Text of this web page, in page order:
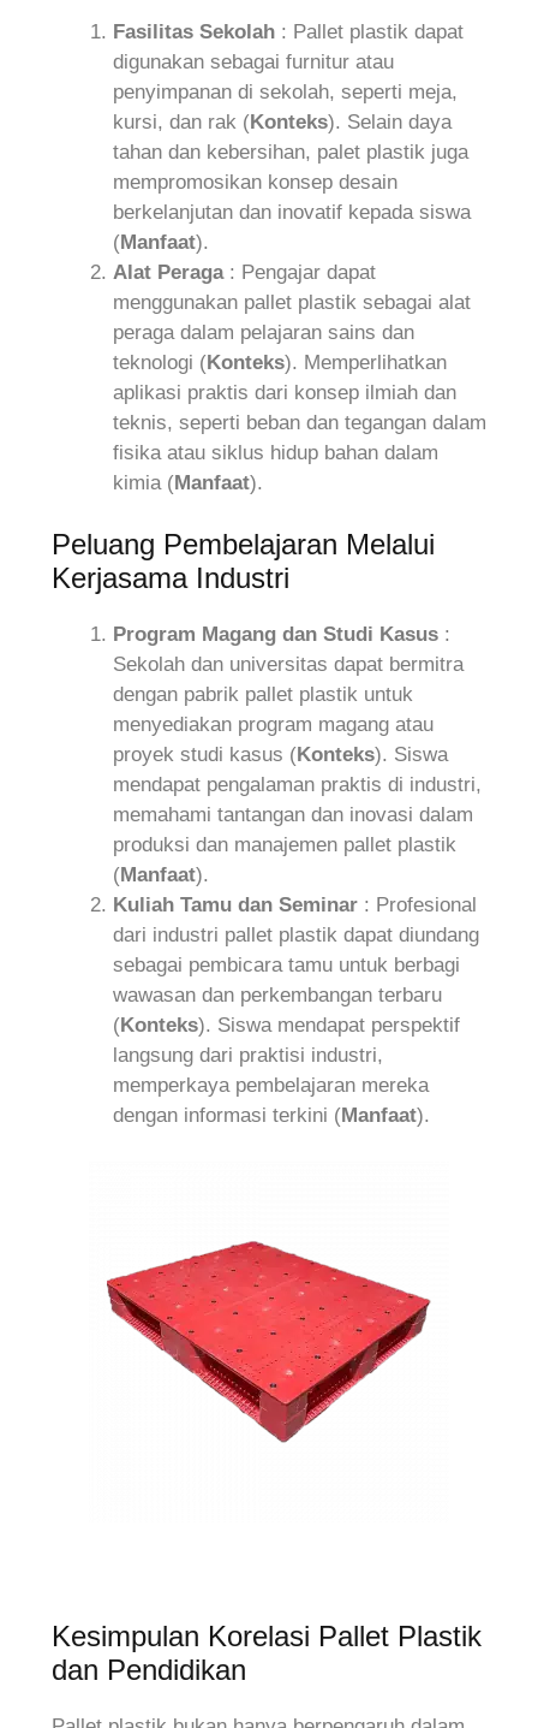
Fasilitas Sekolah : Pallet plastik dapat
digunakan sebagai furnitur atau
penyimpanan di sekolah, seperti meja,
kursi, dan rak (Konteks). Selain daya
tahan dan kebersihan, palet plastik juga
mempromosikan konsep desain
berkelanjutan dan inovatif kepada siswa
(Manfaat).
Alat Peraga: Pengajar dapat
menggunakan pallet plastik sebagai alat
peraga dalam pelajaran sains dan
teknologi (Konteks). Memperlihatkan
aplikasi praktis dari konsep ilmiah dan
teknis, seperti beban dan tegangan dalam
fisika atau siklus hidup bahan dalam
kimia (Manfaat).
Peluang Pembelajaran Melalui
Kerjasama Industri
Program Magang dan Studi Kasus :
Sekolah dan universitas dapat bermitra
dengan pabrik pallet plastik untuk
menyediakan program magang atau
proyek studi kasus (Konteks). Siswa
mendapat pengalaman praktis di industri,
memahami tantangan dan inovasi dalam
produksi dan manajemen pallet plastik
(Manfaat).
Kuliah Tamu dan Seminar : Profesional
dari industri pallet plastik dapat diundang
sebagai pembicara tamu untuk berbagi
wawasan dan perkembangan terbaru
(Konteks). Siswa mendapat perspektif
langsung dari praktisi industri,
memperkaya pembelajaran mereka
dengan informasi terkini (Manfaat).
Kesimpulan Korelasi Pallet Plastik
dan Pendidikan